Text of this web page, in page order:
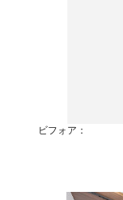
ビフォア：